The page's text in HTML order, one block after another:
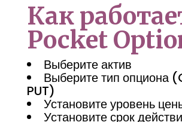
Как
Pocket
Выберите актив
Выберите тип опциона
PUT)
Установите уровень
Установите срок